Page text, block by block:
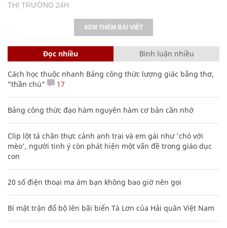
THỊ TRƯỜNG 24H
XEM THÊM BÀI VIẾT
Đọc nhiều Bình luận nhiều
Cách học thuộc nhanh Bảng công thức lượng giác bằng thơ,
"thần chú"
17
Bảng công thức đạo hàm nguyên hàm cơ bản cần nhớ
Clip lột tả chân thực cảnh anh trai và em gái như 'chó với
mèo', người tinh ý còn phát hiện một vấn đề trong giáo dục
con
20 số điện thoại ma ám bạn không bao giờ nên gọi
Bí mật trận đổ bộ lên bãi biển Tà Lơn của Hải quân Việt Nam